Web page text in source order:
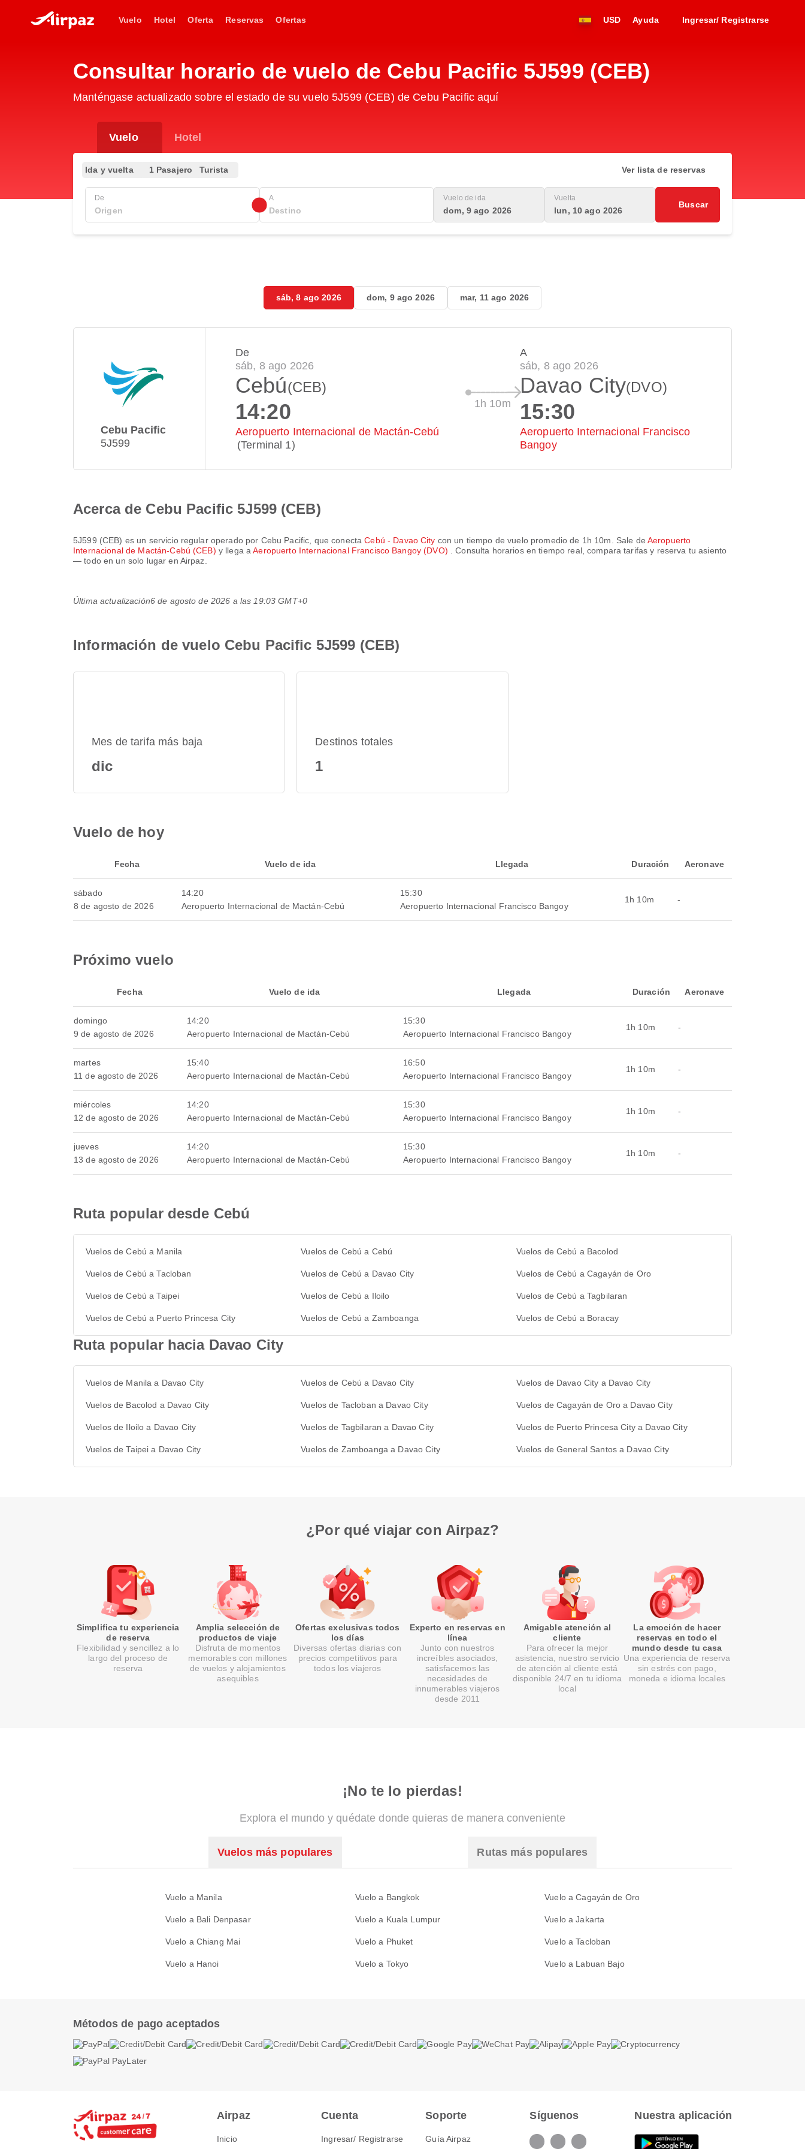
Vuelo Hotel Oferta Reservas Ofertas USD Ayuda Ingresar/ Registrarse
Consultar horario de vuelo de Cebu Pacific 5J599 (CEB)
Manténgase actualizado sobre el estado de su vuelo 5J599 (CEB) de Cebu Pacific aquí
Vuelo Hotel
Ida y vuelta 1 Pasajero Turista Ver lista de reservas
De A Vuelo de ida
dom, 9 ago 2026
Vuelta
lun, 10 ago 2026
Buscar
sáb, 8 ago 2026 dom, 9 ago 2026 mar, 11 ago 2026
Cebu Pacific
5J599
De
sáb, 8 ago 2026
Cebú(CEB)
14:20
Aeropuerto Internacional de Mactán-Cebú
(Terminal 1)
1h 10m
A
sáb, 8 ago 2026
Davao City(DVO)
15:30
Aeropuerto Internacional Francisco
Bangoy
Acerca de Cebu Pacific 5J599 (CEB)
5J599 (CEB) es un servicio regular operado por Cebu Pacific , que conectaCebú - Davao City con un tiempo de vuelo promedio de 1h 10m . Sale de Aeropuerto
Internacional de Mactán-Cebú (CEB) y llega aAeropuerto Internacional Francisco Bangoy (DVO)
. Consulta horarios en tiempo real, compara tarifas y reserva tu asiento
— todo en un solo lugar en Airpaz.
Última actualización6 de agosto de 2026 a las 19:03 GMT+0
Información de vuelo Cebu Pacific 5J599 (CEB)
Mes de tarifa más baja
dic
Destinos totales
1
Vuelo de hoy
Fecha Vuelo de ida Llegada Duración Aeronave
sábado
8 de agosto de 2026
14:20
Aeropuerto Internacional de Mactán-Cebú
15:30
Aeropuerto Internacional Francisco Bangoy
1h 10m -
Próximo vuelo
Fecha Vuelo de ida Llegada Duración Aeronave
domingo
9 de agosto de 2026
14:20
Aeropuerto Internacional de Mactán-Cebú
15:30
Aeropuerto Internacional Francisco Bangoy
1h 10m -
martes
11 de agosto de 2026
15:40
Aeropuerto Internacional de Mactán-Cebú
16:50
Aeropuerto Internacional Francisco Bangoy
1h 10m -
miércoles
12 de agosto de 2026
14:20
Aeropuerto Internacional de Mactán-Cebú
15:30
Aeropuerto Internacional Francisco Bangoy
1h 10m -
jueves
13 de agosto de 2026
14:20
Aeropuerto Internacional de Mactán-Cebú
15:30
Aeropuerto Internacional Francisco Bangoy
1h 10m -
Ruta popular desde Cebú
Vuelos de Cebú a Manila Vuelos de Cebú a Cebú Vuelos de Cebú a Bacolod
Vuelos de Cebú a Tacloban Vuelos de Cebú a Davao City Vuelos de Cebú a Cagayán de Oro
Vuelos de Cebú a Taipei Vuelos de Cebú a Iloilo Vuelos de Cebú a Tagbilaran
Vuelos de Cebú a Puerto Princesa City Vuelos de Cebú a Zamboanga Vuelos de Cebú a Boracay
Ruta popular hacia Davao City
Vuelos de Manila a Davao City Vuelos de Cebú a Davao City Vuelos de Davao City a Davao City
Vuelos de Bacolod a Davao City Vuelos de Tacloban a Davao City Vuelos de Cagayán de Oro a Davao City
Vuelos de Iloilo a Davao City Vuelos de Tagbilaran a Davao City Vuelos de Puerto Princesa City a Davao City
Vuelos de Taipei a Davao City Vuelos de Zamboanga a Davao City Vuelos de General Santos a Davao City
¿Por qué viajar con Airpaz?
Simplifica tu experiencia
de reserva
Flexibilidad y sencillez a lo
largo del proceso de
reserva
Amplia selección de
productos de viaje
Disfruta de momentos
memorables con millones
de vuelos y alojamientos
asequibles
Ofertas exclusivas todos
los días
Diversas ofertas diarias con
precios competitivos para
todos los viajeros
Experto en reservas en
línea
Junto con nuestros
increíbles asociados,
satisfacemos las
necesidades de
innumerables viajeros
desde 2011
Amigable atención al
cliente
Para ofrecer la mejor
asistencia, nuestro servicio
de atención al cliente está
disponible 24/7 en tu idioma
local
La emoción de hacer
reservas en todo el
mundo desde tu casa
Una experiencia de reserva
sin estrés con pago,
moneda e idioma locales
¡No te lo pierdas!
Explora el mundo y quédate donde quieras de manera conveniente
Vuelos más populares Rutas más populares
Vuelo a Manila Vuelo a Bangkok Vuelo a Cagayán de Oro
Vuelo a Bali Denpasar Vuelo a Kuala Lumpur Vuelo a Jakarta
Vuelo a Chiang Mai Vuelo a Phuket Vuelo a Tacloban
Vuelo a Hanoi Vuelo a Tokyo Vuelo a Labuan Bajo
Métodos de pago aceptados
Airpaz
Inicio
Cuenta
Ingresar/ Registrarse
Soporte
Guía Airpaz
Síguenos Nuestra aplicación